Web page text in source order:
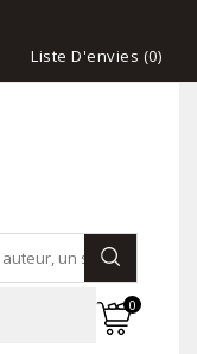
Liste D'envies (0)
0